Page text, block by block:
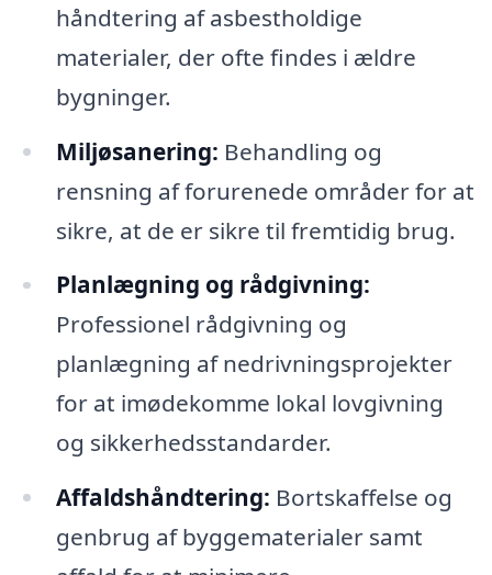
håndtering af asbestholdige
materialer, der ofte findes i ældre
bygninger.
Miljøsanering: Behandling og
rensning af forurenede områder for at
sikre, at de er sikre til fremtidig brug.
Planlægning og rådgivning:
Professionel rådgivning og
planlægning af nedrivningsprojekter
for at imødekomme lokal lovgivning
og sikkerhedsstandarder.
Affaldshåndtering: Bortskaffelse og
genbrug af byggematerialer samt